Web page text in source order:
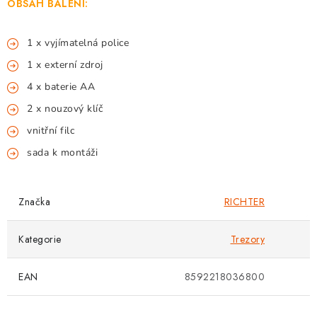
OBSAH BALENÍ:
1 x vyjímatelná police
1 x externí zdroj
4 x baterie AA
2 x nouzový klíč
vnitřní filc
sada k montáži
Značka RICHTER
Kategorie Trezory
EAN 8592218036800